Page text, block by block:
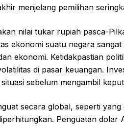
menjelang pemilihan
nilai tukar rupiah pasca-
ekonomi suatu negara
ekonomi. Ketidakpastian
di pasar keuangan.
sebelum mengambil
secara global, seperti yang
Penguatan dolar